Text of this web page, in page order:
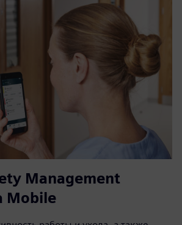
Management
Mobile